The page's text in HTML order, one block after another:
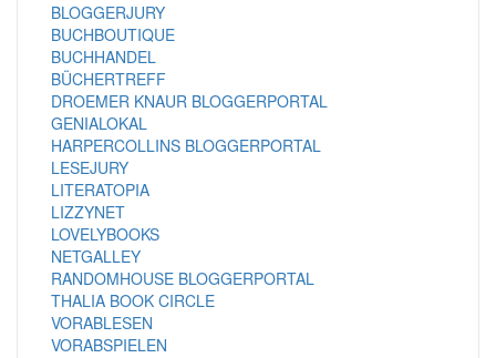
BLOGGERJURY
BUCHBOUTIQUE
BUCHHANDEL
BÜCHERTREFF
DROEMER KNAUR BLOGGERPORTAL
GENIALOKAL
HARPERCOLLINS BLOGGERPORTAL
LESEJURY
LITERATOPIA
LIZZYNET
LOVELYBOOKS
NETGALLEY
RANDOMHOUSE BLOGGERPORTAL
THALIA BOOK CIRCLE
VORABLESEN
VORABSPIELEN